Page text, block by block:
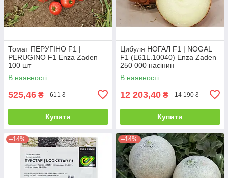
Томат ПЕРУГІНО F1 |
PERUGINO F1 Enza Zaden
100 шт
В наявності
525,46 ₴ 611 ₴
Купити
Цибуля НОГАЛ F1 | NOGAL
F1 (E61L.10040) Enza Zaden
250 000 насінин
В наявності
12 203,40 ₴ 14 190 ₴
Купити
–14% –14%